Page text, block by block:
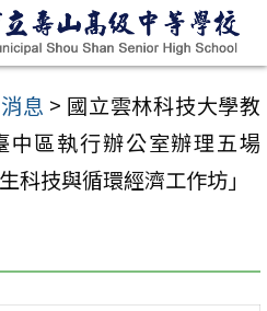
息 > 國立雲林科技大學教
區執行辦公室辦理五場
科技與循環經濟工作坊」